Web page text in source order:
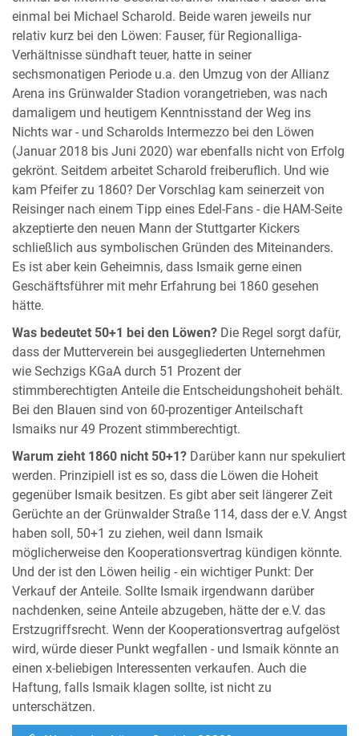
einmal bei Michael Scharold. Beide waren jeweils nur
relativ kurz bei den Löwen: Fauser, für Regionalliga-
Verhältnisse sündhaft teuer, hatte in seiner
sechsmonatigen Periode u.a. den Umzug von der Allianz
Arena ins Grünwalder Stadion vorangetrieben, was nach
damaligem und heutigem Kenntnisstand der Weg ins
Nichts war - und Scharolds Intermezzo bei den Löwen
(Januar 2018 bis Juni 2020) war ebenfalls nicht von Erfolg
gekrönt. Seitdem arbeitet Scharold freiberuflich. Und wie
kam Pfeifer zu 1860? Der Vorschlag kam seinerzeit von
Reisinger nach einem Tipp eines Edel-Fans - die HAM-Seite
akzeptierte den neuen Mann der Stuttgarter Kickers
schließlich aus symbolischen Gründen des Miteinanders.
Es ist aber kein Geheimnis, dass Ismaik gerne einen
Geschäftsführer mit mehr Erfahrung bei 1860 gesehen
hätte.
Was bedeutet 50+1 bei den Löwen? Die Regel sorgt dafür,
dass der Mutterverein bei ausgegliederten Unternehmen
wie Sechzigs KGaA durch 51 Prozent der
stimmberechtigten Anteile die Entscheidungshoheit behält.
Bei den Blauen sind von 60-prozentiger Anteilschaft
Ismaiks nur 49 Prozent stimmberechtigt.
Warum zieht 1860 nicht 50+1? Darüber kann nur spekuliert
werden. Prinzipiell ist es so, dass die Löwen die Hoheit
gegenüber Ismaik besitzen. Es gibt aber seit längerer Zeit
Gerüchte an der Grünwalder Straße 114, dass der e.V. Angst
haben soll, 50+1 zu ziehen, weil dann Ismaik
möglicherweise den Kooperationsvertrag kündigen könnte.
Und der ist den Löwen heilig - ein wichtiger Punkt: Der
Verkauf der Anteile. Sollte Ismaik irgendwann darüber
nachdenken, seine Anteile abzugeben, hätte der e.V. das
Erstzugriffsrecht. Wenn der Kooperationsvertrag aufgelöst
wird, würde dieser Punkt wegfallen - und Ismaik könnte an
einen x-beliebigen Interessenten verkaufen. Auch die
Haftung, falls Ismaik klagen sollte, ist nicht zu
unterschätzen.